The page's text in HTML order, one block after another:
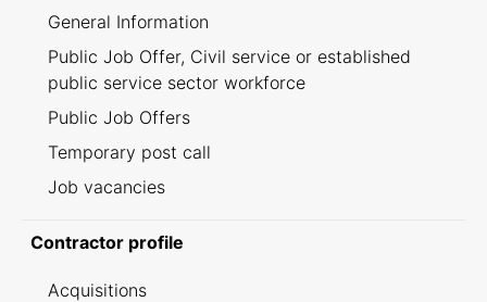
General Information
Public Job Offer, Civil service or established
public service sector workforce
Public Job Offers
Temporary post call
Job vacancies
Contractor profile
Acquisitions